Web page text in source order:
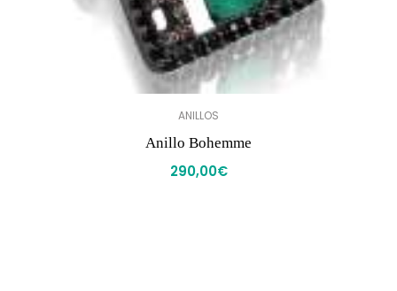
ANILLOS
Anillo Bohemme
290,00€